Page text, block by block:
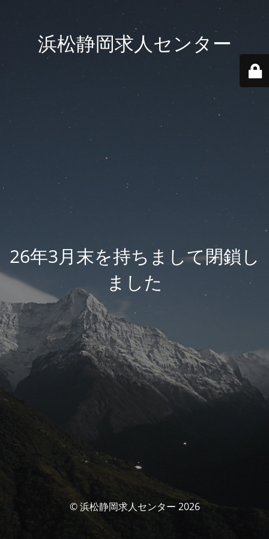
浜松静岡求人センター
26年3月末を持ちまして閉鎖し
ました
© 浜松静岡求人センター 2026